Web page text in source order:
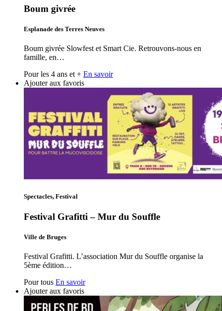
Boum givrée
Esplanade des Terres Neuves
Boum givrée Slowfest et Smart Cie. Retrouvons-nous en
famille, en…
Pour les 4 ans et + En savoir
Ajouter aux favoris
Spectacles, Festival
Festival Grafitti – Mur du Souffle
Ville de Bruges
Festival Grafitti. L’association Mur du Souffle organise la
5ème édition…
Pour tous En savoir
Ajouter aux favoris